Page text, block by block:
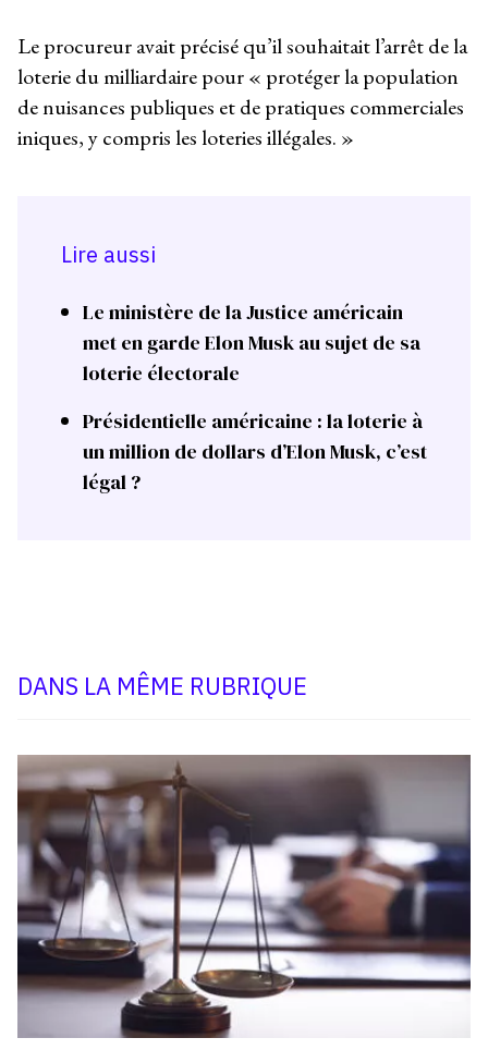
Le procureur avait précisé qu’il souhaitait l’arrêt de la
loterie du milliardaire pour « protéger la population
de nuisances publiques et de pratiques commerciales
iniques, y compris les loteries illégales. »
Lire aussi
Le ministère de la Justice américain
met en garde Elon Musk au sujet de sa
loterie électorale
Présidentielle américaine : la loterie à
un million de dollars d’Elon Musk, c’est
légal ?
DANS LA MÊME RUBRIQUE